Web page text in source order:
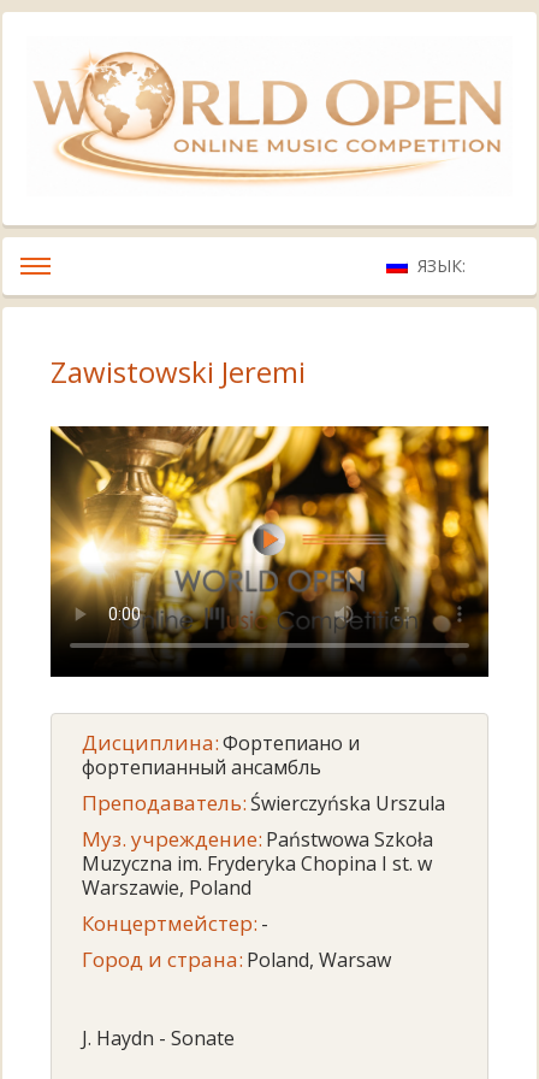
ЯЗЫК:
Zawistowski Jeremi
Дисциплина:Фортепиано и
фортепианный ансамбль
Преподаватель: Świerczyńska Urszula
Муз. учреждение: Państwowa Szkoła
Muzyczna im. Fryderyka Chopina I st. w
Warszawie, Poland
Концертмейстер: -
Город и страна: Poland, Warsaw
J. Haydn - Sonate